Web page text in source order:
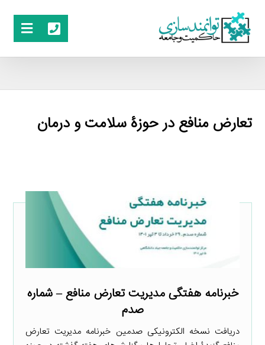
تعارض منافع در حوزۀ سلامت و درمان
خبرنامه هفتگی مدیریت تعارض منافع – شماره
صدم
دریافت نسخه الکترونیکی صدمین خبرنامه مدیریت تعارض